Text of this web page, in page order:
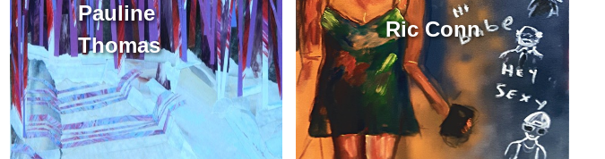
Pauline
Thomas
Ric Conn